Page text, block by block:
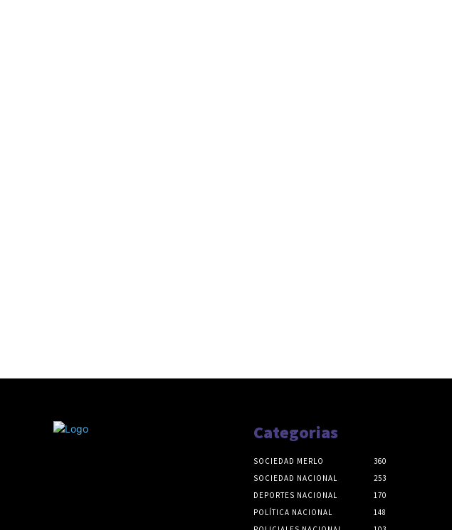
Categorias
SOCIEDAD MERLO
360
SOCIEDAD NACIONAL
253
DEPORTES NACIONAL
170
POLÍTICA NACIONAL
148